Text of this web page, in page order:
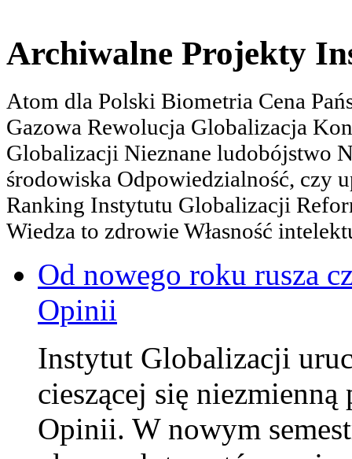
Archiwalne Projekty
Atom dla Polski Biometria Cena
Gazowa Rewolucja Globalizacja
Globalizacji Nieznane ludobójstwo
środowiska Odpowiedzialność, czy
Ranking Instytutu Globalizacji
Wiedza to zdrowie Własność
Od nowego roku rusza
Opinii
Instytut Globalizacji
cieszącej się
Opinii. W nowym